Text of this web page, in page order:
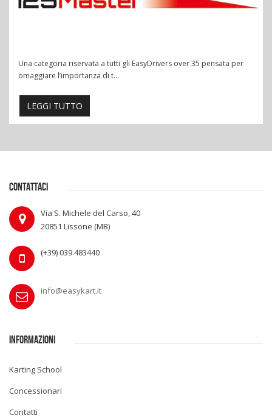
Una categoria riservata a tutti gli EasyDrivers over 35 pensata per
omaggiare l’importanza di t...
LEGGI TUTTO
CONTATTACI
Via S. Michele del Carso, 40
20851 Lissone (MB)
(+39) 039.483440
info@easykart.it
INFORMAZIONI
Karting School
Concessionari
Contatti